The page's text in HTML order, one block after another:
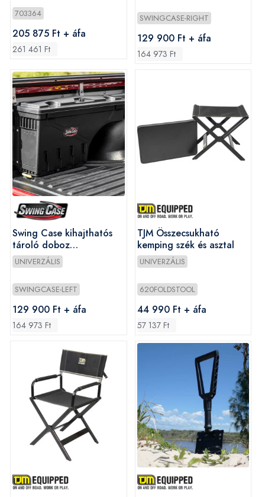
703364
205 875 Ft + áfa
261 461 Ft
SWINGCASE-RIGHT
129 900 Ft + áfa
164 973 Ft
Swing Case kihajthatós
tároló doboz
vezetőoldali (bal)
UNIVERZÁLIS
SWINGCASE-LEFT
129 900 Ft + áfa
164 973 Ft
TJM Összecsukható
kemping szék és asztal
UNIVERZÁLIS
620FOLDSTOOL
44 990 Ft + áfa
57 137 Ft